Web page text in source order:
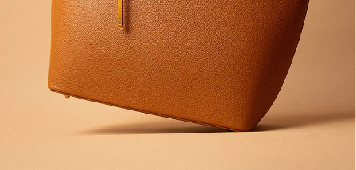
As bolsas shopper também vêm em diversos formatos e tamanhos.
Existem as opções menores, ideais para quem prefere carregar menos
coisas, e as opções maiores, que são perfeitas para quem gosta de
estar preparada para qualquer situação. O importante é escolher o
formato e tamanho que mais se adequa ao seu estilo de vida.
POR QUE ESCOLHER UMA BOLSA SHOPPER?
Então, por que você deve escolher uma bolsa shopper? Além de ser um